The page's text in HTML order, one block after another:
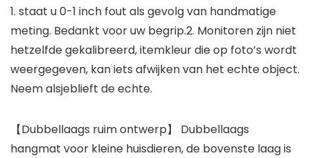
1. staat u 0-1 inch fout als gevolg van handmatige
meting. Bedankt voor uw begrip.2. Monitoren zijn niet
hetzelfde gekalibreerd, itemkleur die op foto’s wordt
weergegeven, kan iets afwijken van het echte object.
Neem alsjeblieft de echte.
【Dubbellaags ruim ontwerp】 Dubbellaags
hangmat voor kleine huisdieren, de bovenste laag is